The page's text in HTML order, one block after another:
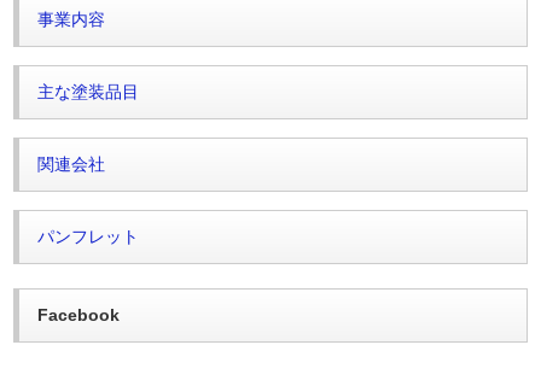
事業内容
主な塗装品目
関連会社
パンフレット
Facebook